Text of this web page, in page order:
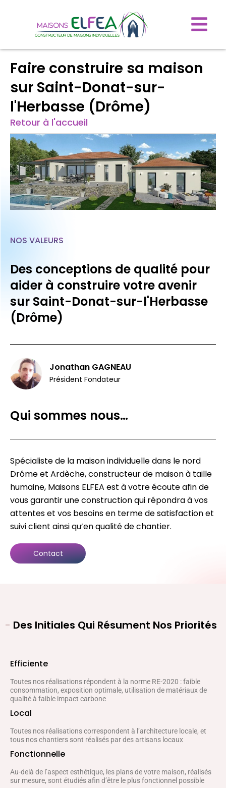
Faire construire sa maison
sur Saint-Donat-sur-
l'Herbasse (Drôme)
Retour à l'accueil
Qui sommes nous…
Spécialiste de la maison individuelle dans le nord
Drôme et Ardèche, constructeur de maison à taille
humaine, Maisons ELFEA est à votre écoute afin de
vous garantir une construction qui répondra à vos
attentes et vos besoins en terme de satisfaction et
suivi client ainsi qu’en qualité de chantier.
Contact
NOS VALEURS
Des conceptions de qualité pour
aider à construire votre avenir
sur Saint-Donat-sur-l'Herbasse
(Drôme)
Jonathan GAGNEAU
Président Fondateur
- Des Initiales Qui Résument Nos Priorités
Efficiente
Toutes nos réalisations répondent à la norme RE-2020 : faible
consommation, exposition optimale, utilisation de matériaux de
qualité à faible impact carbone
Local
Toutes nos réalisations correspondent à l’architecture locale, et
tous nos chantiers sont réalisés par des artisans locaux
Fonctionnelle
Au-delà de l’aspect esthétique, les plans de votre maison, réalisés
sur mesure, sont étudiés afin d’être le plus fonctionnel possible